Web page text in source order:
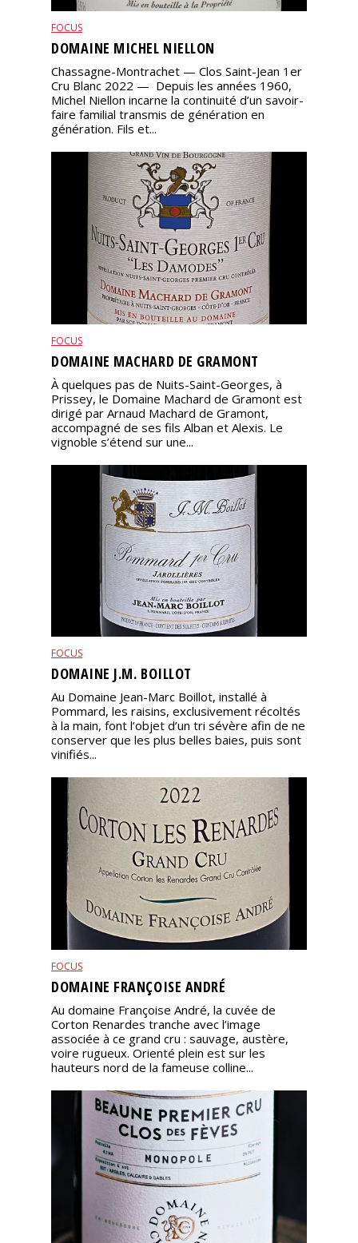
FOCUS
DOMAINE MICHEL NIELLON
Chassagne-Montrachet — Clos Saint-Jean 1er
Cru Blanc 2022 — Depuis les années 1960,
Michel Niellon incarne la continuité d’un savoir-
faire familial transmis de génération en
génération. Fils et...
FOCUS
DOMAINE MACHARD DE GRAMONT
À quelques pas de Nuits-Saint-Georges, à
Prissey, le Domaine Machard de Gramont est
dirigé par Arnaud Machard de Gramont,
accompagné de ses fils Alban et Alexis. Le
vignoble s’étend sur une...
FOCUS
DOMAINE J.M. BOILLOT
Au Domaine Jean-Marc Boillot, installé à
Pommard, les raisins, exclusivement récoltés
à la main, font l’objet d’un tri sévère afin de ne
conserver que les plus belles baies, puis sont
vinifiés...
FOCUS
DOMAINE FRANÇOISE ANDRÉ
Au domaine Françoise André, la cuvée de
Corton Renardes tranche avec l’image
associée à ce grand cru : sauvage, austère,
voire rugueux. Orienté plein est sur les
hauteurs nord de la fameuse colline...